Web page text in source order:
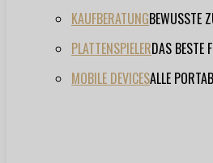
KAUFBERATUNGBEWUSSTE
PLATTENSPIELERDAS BESTE
MOBILE DEVICESALLE